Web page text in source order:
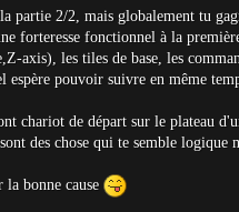
partie 2/2, mais globalement tu
forteresse fonctionnel à la
axis), les tiles de base, les
espère pouvoir suivre en même
chariot de départ sur le plateau
des chose qui te semble
la bonne cause